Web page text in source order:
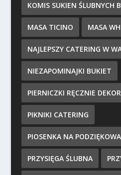
KOMIS SUKIEN ŚLUBNYCH
MASA TICINO MASA
NAJLEPSZY CATERING W
NIEZAPOMINAJKI BUKIET
PIERNICZKI RĘCZNIE
PIKNIKI CATERING
PIOSENKA NA
PRZYSIĘGA ŚLUBNA